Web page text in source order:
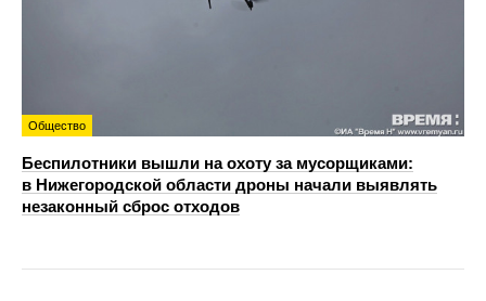
Общество
Беспилотники вышли на охоту за мусорщиками:
в Нижегородской области дроны начали выявлять
незаконный сброс отходов